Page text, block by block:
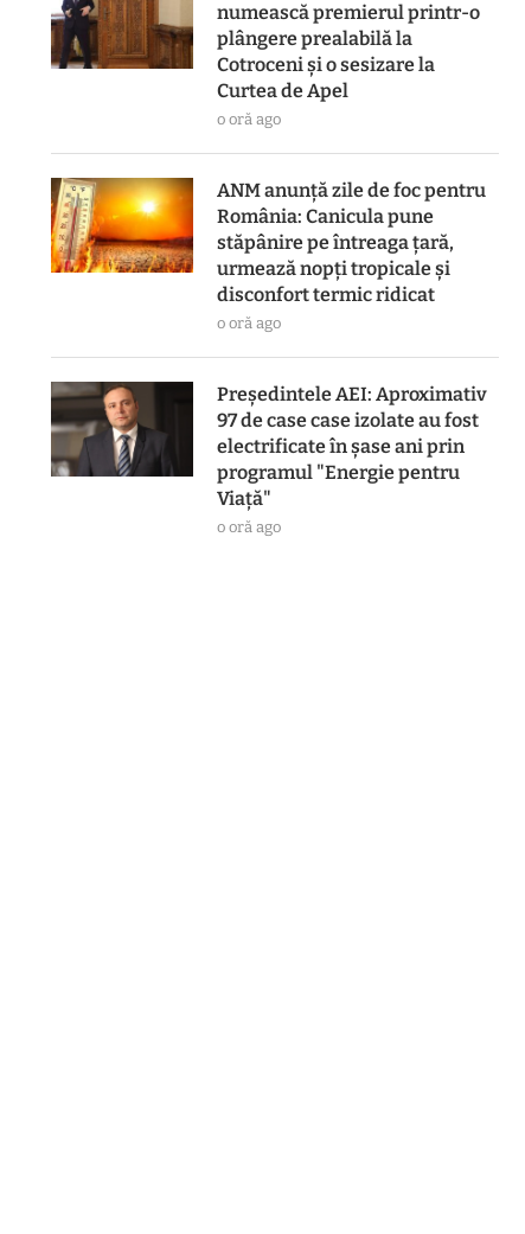
numească premierul printr-o
plângere prealabilă la
Cotroceni și o sesizare la
Curtea de Apel
o oră ago
ANM anunță zile de foc pentru
România: Canicula pune
stăpânire pe întreaga țară,
urmează nopți tropicale și
disconfort termic ridicat
o oră ago
Preşedintele AEI: Aproximativ
97 de case case izolate au fost
electrificate în şase ani prin
programul "Energie pentru
Viaţă"
o oră ago